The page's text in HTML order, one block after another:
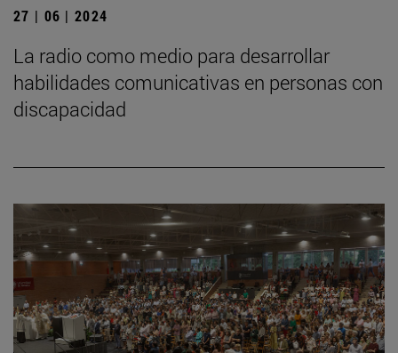
27 | 06 | 2024
La radio como medio para desarrollar
habilidades comunicativas en personas con
discapacidad